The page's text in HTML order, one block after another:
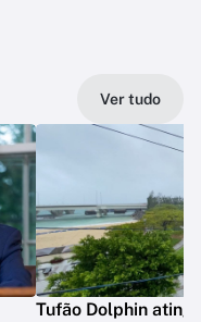
Ver tudo
Tufão Dolphin